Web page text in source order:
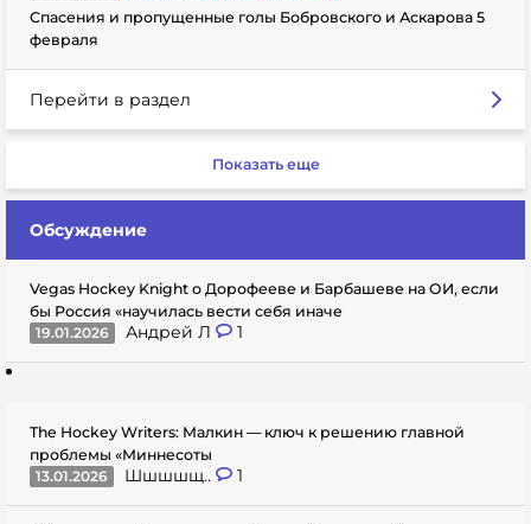
Спасения и пропущенные голы Бобровского и Аскарова 5
февраля
Перейти в раздел
Показать еще
Обсуждение
Vegas Hockey Knight о Дорофееве и Барбашеве на ОИ, если
бы Россия «научилась вести себя иначе
19.01.2026
Андрей Л 1
The Hockey Writers: Малкин — ключ к решению главной
проблемы «Миннесоты
13.01.2026
Шшшшщ.. 1